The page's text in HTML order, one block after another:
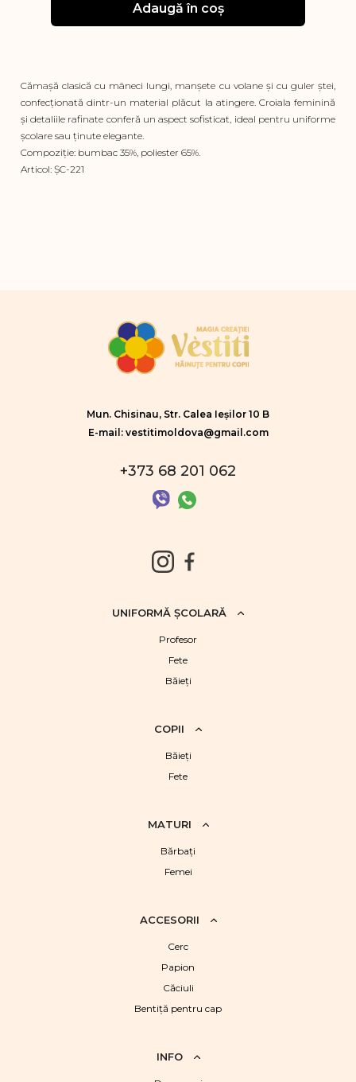
Adaugă în coș
Cămașă clasică cu mâneci lungi, manșete cu volane și cu guler ștei,
confecționată dintr-un material plăcut la atingere. Croiala feminină
și detaliile rafinate conferă un aspect sofisticat, ideal pentru uniforme
școlare sau ținute elegante.
Compoziție: bumbac 35%, poliester 65%.
Articol: ȘC-221
Mun. Chisinau, Str. Calea Ieșilor 10 B
E-mail: vestitimoldova@gmail.com
+373 68 201 062
UNIFORMĂ ŞCOLARĂ
Profesor
Fete
Băieţi
COPII
Băieţi
Fete
MATURI
Bărbaţi
Femei
ACCESORII
Cerc
Papion
Căciuli
Bentiță pentru cap
INFO